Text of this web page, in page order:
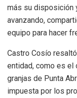
más su disposición
avanzando,
equipo para hacer
Castro Cosío
entidad, como es el
granjas de Punta
impuesta por los